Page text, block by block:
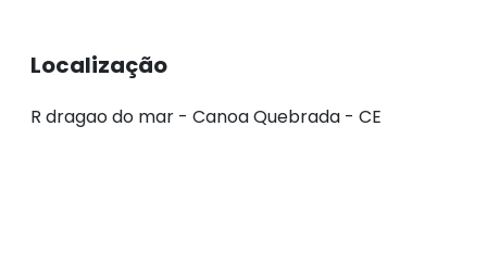
Localização
R dragao do mar - Canoa Quebrada - CE